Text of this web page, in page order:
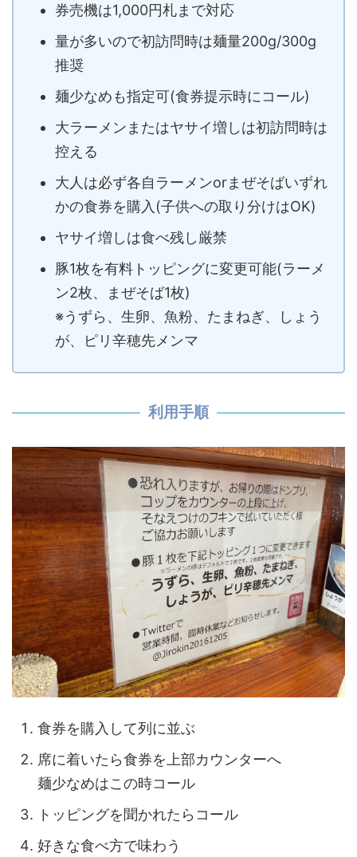
券売機は1,000円札まで対応
量が多いので初訪問時は麺量200g/300g
推奨
麺少なめも指定可(食券提示時にコール)
大ラーメンまたはヤサイ増しは初訪問時は
控える
大人は必ず各自ラーメンorまぜそばいずれ
かの食券を購入(子供への取り分けはOK)
ヤサイ増しは食べ残し厳禁
豚1枚を有料トッピングに変更可能(ラーメ
ン2枚、まぜそば1枚)
※うずら、生卵、魚粉、たまねぎ、しょう
が、ピリ辛穂先メンマ
利用手順
食券を購入して列に並ぶ
席に着いたら食券を上部カウンターへ
麺少なめはこの時コール
トッピングを聞かれたらコール
好きな食べ方で味わう